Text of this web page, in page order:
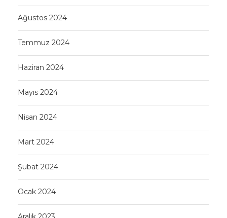
Ağustos 2024
Temmuz 2024
Haziran 2024
Mayıs 2024
Nisan 2024
Mart 2024
Şubat 2024
Ocak 2024